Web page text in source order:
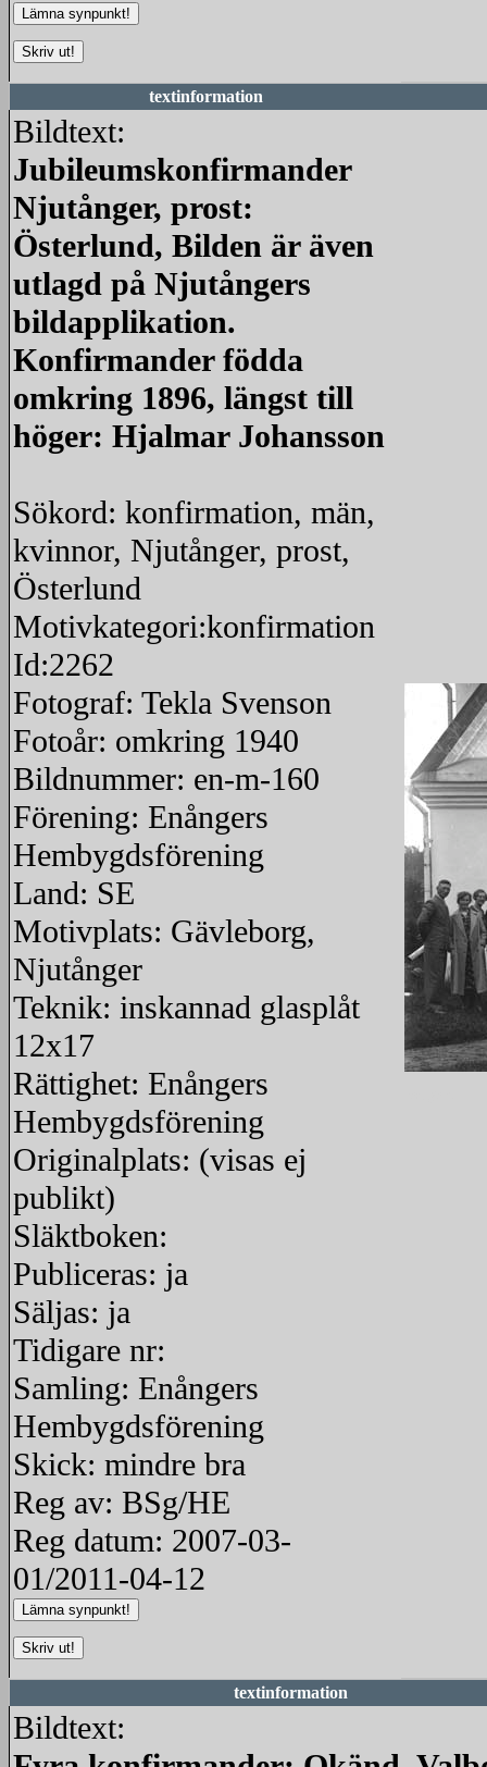
textinformation
Bildtext:
Jubileumskonfirmander
Njutånger, prost:
Österlund, Bilden är även
utlagd på Njutångers
bildapplikation.
Konfirmander födda
omkring 1896, längst till
höger: Hjalmar Johansson
Sökord: konfirmation, män,
kvinnor, Njutånger, prost,
Österlund
Motivkategori:konfirmation
Id:2262
Fotograf: Tekla Svenson
Fotoår: omkring 1940
Bildnummer: en-m-160
Förening: Enångers
Hembygdsförening
Land: SE
Motivplats: Gävleborg,
Njutånger
Teknik: inskannad glasplåt
12x17
Rättighet: Enångers
Hembygdsförening
Originalplats: (visas ej
publikt)
Släktboken:
Publiceras: ja
Säljas: ja
Tidigare nr:
Samling: Enångers
Hembygdsförening
Skick: mindre bra
Reg av: BSg/HE
Reg datum: 2007-03-
01/2011-04-12
textinformation
Bildtext: